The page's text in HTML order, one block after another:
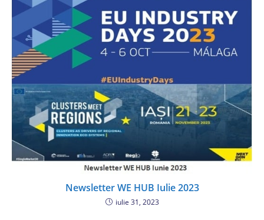
Newsletter WE HUB Iulie 2023
iulie 31, 2023